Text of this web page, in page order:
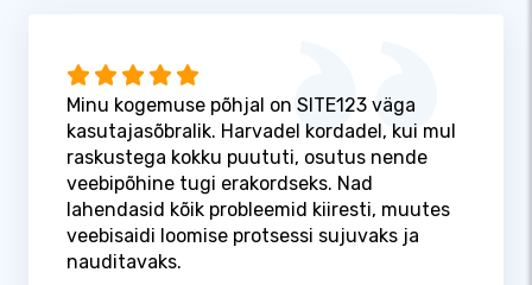
Minu kogemuse põhjal on SITE123 väga
kasutajasõbralik. Harvadel kordadel, kui mul
raskustega kokku puututi, osutus nende
veebipõhine tugi erakordseks. Nad
lahendasid kõik probleemid kiiresti, muutes
veebisaidi loomise protsessi sujuvaks ja
nauditavaks.